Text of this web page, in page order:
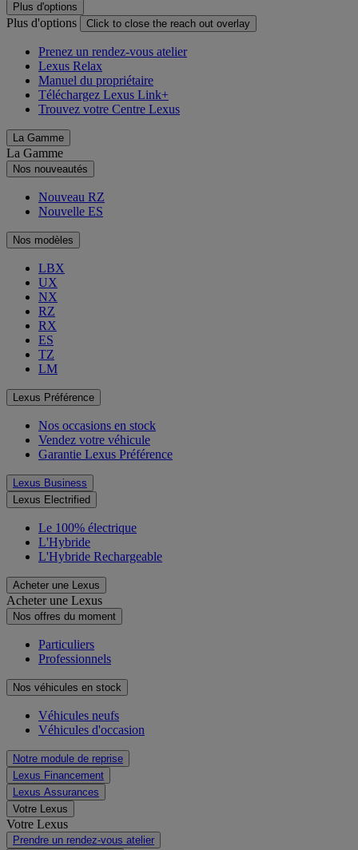
Plus d'options
Plus d'options Click to close the reach out overlay
Prenez un rendez-vous atelier
Lexus Relax
Manuel du propriétaire
Téléchargez Lexus Link+
Trouvez votre Centre Lexus
La Gamme
La Gamme
Nos nouveautés
Nouveau RZ
Nouvelle ES
Nos modèles
LBX
UX
NX
RZ
RX
ES
TZ
LM
Lexus Préférence
Nos occasions en stock
Vendez votre véhicule
Garantie Lexus Préférence
Lexus Business
Lexus Electrified
Le 100% électrique
L'Hybride
L'Hybride Rechargeable
Acheter une Lexus
Acheter une Lexus
Nos offres du moment
Particuliers
Professionnels
Nos véhicules en stock
Véhicules neufs
Véhicules d'occasion
Notre module de reprise
Lexus Financement
Lexus Assurances
Votre Lexus
Votre Lexus
Prendre un rendez-vous atelier